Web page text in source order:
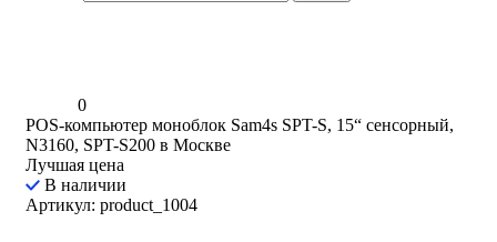
0
POS-компьютер моноблок Sam4s SPT-S, 15“ сенсорный,
N3160, SPT-S200 в Москве
Лучшая цена
В наличии
Артикул: product_1004